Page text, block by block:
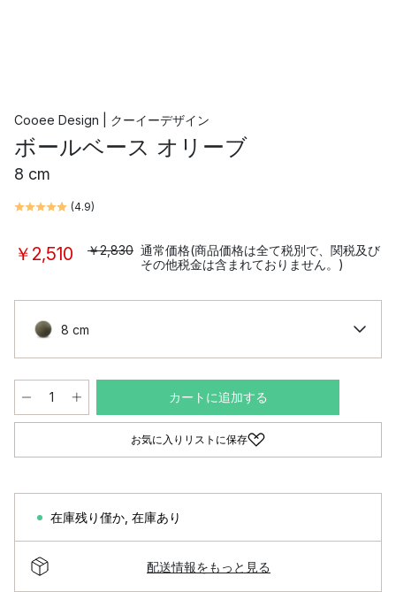
Cooee Design | クーイーデザイン
ボールベース オリーブ
8 cm
(4.9)
￥2,510 ￥2,830 通常価格(商品価格は全て税別で、関税及び
その他税金は含まれておりません。)
8 cm
カートに追加する
お気に入りリストに保存
在庫残り僅か 在庫あり
配送情報をもっと見る